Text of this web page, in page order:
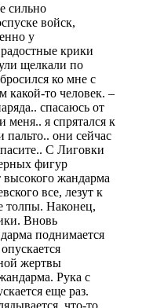
сильно
войск,
у
крики
щелкали по
ко мне с
какой-то человек. –
спасаюсь от
меня.. я спрятался к
они сейчас
С Лиговки
фигур
жандарма
все, лезут к
толпы. Наконец,
Вновь
поднимается
жертвы
Рука с
еще раз.
что-то